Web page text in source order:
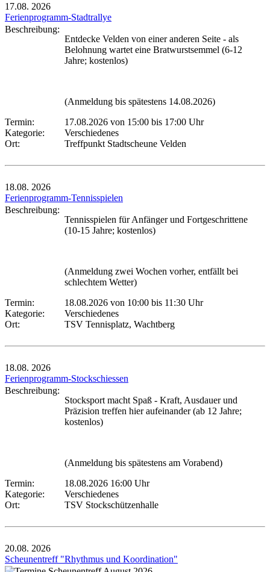
17.08. 2026
Ferienprogramm-Stadtrallye
Beschreibung:
Entdecke Velden von einer anderen Seite - als
Belohnung wartet eine Bratwurstsemmel (6-12
Jahre; kostenlos)
(Anmeldung bis spätestens 14.08.2026)
Termin:
17.08.2026 von 15:00 bis 17:00 Uhr
Kategorie:
Verschiedenes
Ort:
Treffpunkt Stadtscheune Velden
18.08. 2026
Ferienprogramm-Tennisspielen
Beschreibung:
Tennisspielen für Anfänger und Fortgeschrittene
(10-15 Jahre; kostenlos)
(Anmeldung zwei Wochen vorher, entfällt bei
schlechtem Wetter)
Termin:
18.08.2026 von 10:00 bis 11:30 Uhr
Kategorie:
Verschiedenes
Ort:
TSV Tennisplatz, Wachtberg
18.08. 2026
Ferienprogramm-Stockschiessen
Beschreibung:
Stocksport macht Spaß - Kraft, Ausdauer und
Präzision treffen hier aufeinander (ab 12 Jahre;
kostenlos)
(Anmeldung bis spätestens am Vorabend)
Termin:
18.08.2026 16:00 Uhr
Kategorie:
Verschiedenes
Ort:
TSV Stockschützenhalle
20.08. 2026
Scheunentreff "Rhythmus und Koordination"